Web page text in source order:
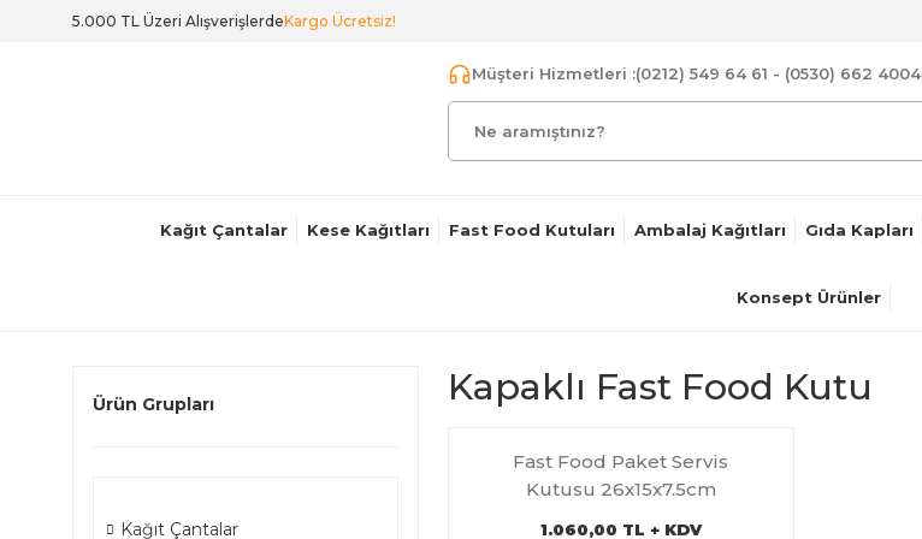
5.000 TL Üzeri AlışverişlerdeKargo Ücretsiz!
Müşteri Hizmetleri :(0212) 549 64 61 - (0530) 662 4004
Kağıt Çantalar Kese Kağıtları Fast Food Kutuları Ambalaj Kağıtları Gıda Kapları
Konsept Ürünler
Ürün Grupları
Kağıt Çantalar
Kapaklı Fast Food Kutu
Fast Food Paket Servis
Kutusu 26x15x7.5cm
1.060,00 TL + KDV